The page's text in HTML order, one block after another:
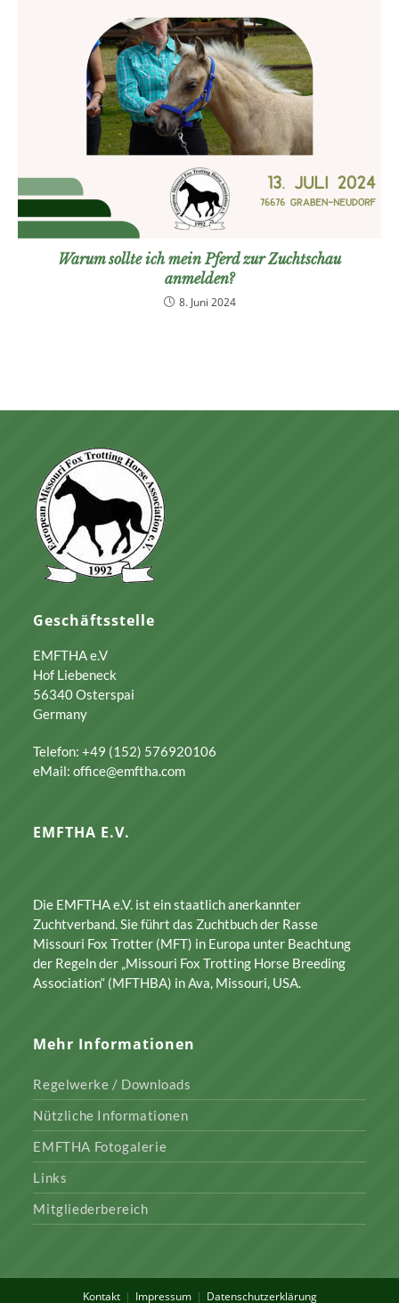
Warum sollte ich mein Pferd zur Zuchtschau
anmelden?
8. Juni 2024
Geschäftsstelle
EMFTHA e.V
Hof Liebeneck
56340 Osterspai
Germany
Telefon: +49 (152) 576920106
eMail: office@emftha.com
EMFTHA E.V.
Die EMFTHA e.V. ist ein staatlich anerkannter
Zuchtverband. Sie führt das Zuchtbuch der Rasse
Missouri Fox Trotter (MFT) in Europa unter Beachtung
der Regeln der „Missouri Fox Trotting Horse Breeding
Association“ (MFTHBA) in Ava, Missouri, USA.
Mehr Informationen
Regelwerke / Downloads
Nützliche Informationen
EMFTHA Fotogalerie
Links
Mitgliederbereich
Kontakt Impressum Datenschutzerklärung